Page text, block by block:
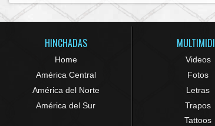
HINCHADAS
Home
América Central
América del Norte
América del Sur
Videos
Fotos
Letras
Trapos
Tattoos